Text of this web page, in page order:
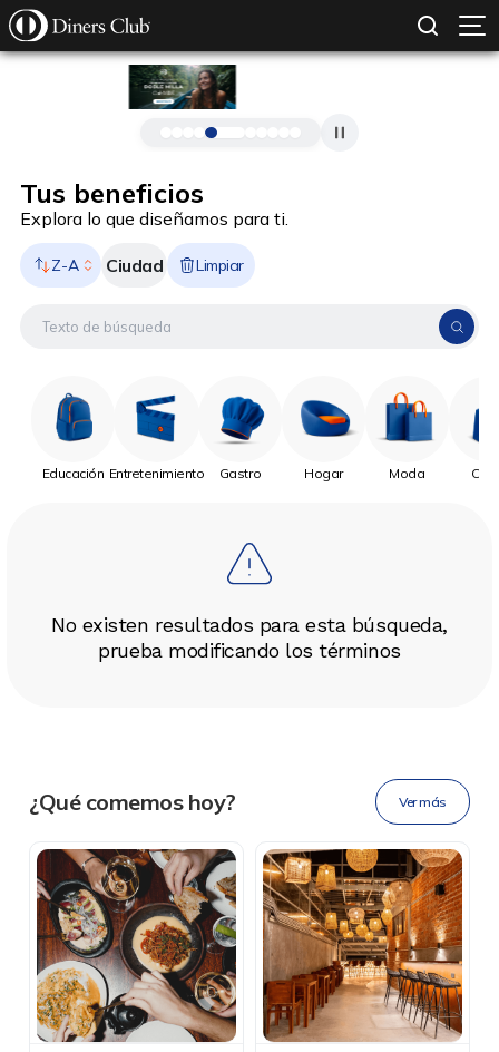
Pasar al contenido principal
Tus beneficios
Explora lo que diseñamos para ti.
Z-A Ciudad Limpiar
Educación Entretenimiento Gastro Hogar Moda
No existen resultados para esta búsqueda,
prueba modificando los términos
Ahora tus blu benefits
en una
sola app.
¿Qué comemos hoy? Ver más